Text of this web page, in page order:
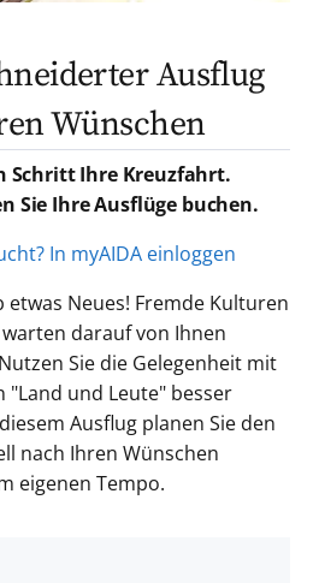
Ausflug
Wünschen
Schritt Ihre Kreuzfahrt.
Sie Ihre Ausflüge buchen.
In myAIDA einloggen
etwas Neues! Fremde Kulturen
darauf von Ihnen
Sie die Gelegenheit mit
"Land und Leute" besser
Ausflug planen Sie den
nach Ihren Wünschen
eigenen Tempo.